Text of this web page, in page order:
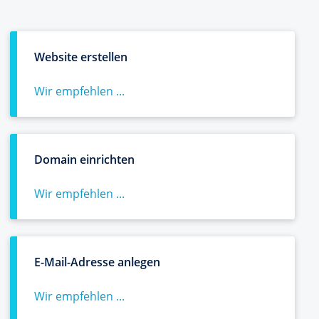
Website erstellen
Wir empfehlen ...
Domain einrichten
Wir empfehlen ...
E-Mail-Adresse anlegen
Wir empfehlen ...